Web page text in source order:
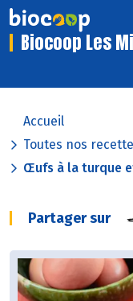
Biocoop Les
Accueil
Toutes nos
Œufs à la turque
Partager sur